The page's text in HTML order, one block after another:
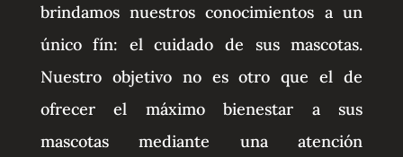
brindamos nuestros conocimientos a un
único fín: el cuidado de sus mascotas.
Nuestro objetivo no es otro que el de
ofrecer el máximo bienestar a sus
mascotas mediante una atención